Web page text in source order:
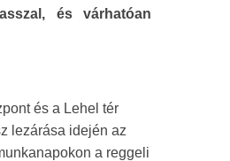
és várhatóan
és a Lehel tér
lezárása idején az
a reggeli